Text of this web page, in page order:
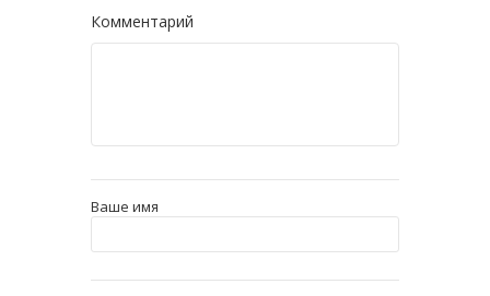
Комментарий
Ваше имя